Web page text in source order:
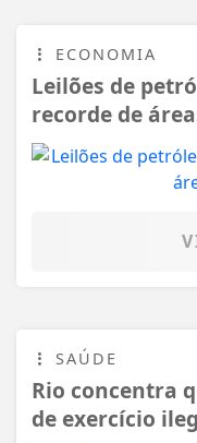
ECONOMIA
Leilões de
recorde de
SAÚDE
Rio concentra
de exercício